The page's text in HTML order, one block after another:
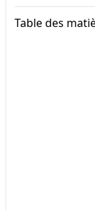
Table des